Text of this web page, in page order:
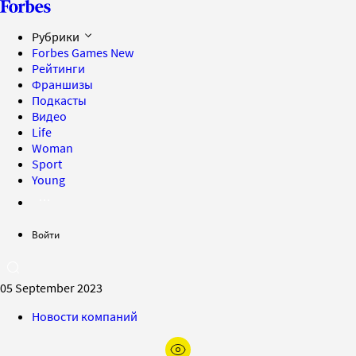
Рубрики
Forbes Games New
Рейтинги
Франшизы
Подкасты
Видео
Life
Woman
Sport
Young
Войти
05 September 2023
Новости компаний